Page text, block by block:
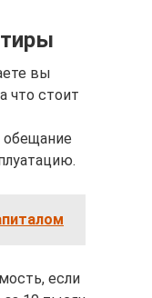
вы
что стоит
обещание
если